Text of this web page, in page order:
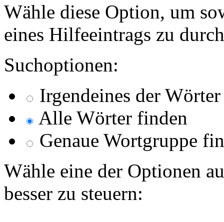
Wähle diese Option, um
eines Hilfeeintrags zu
Suchoptionen:
Irgendeines der
Alle Wörter finden
Genaue Wortgruppe
Wähle eine der Optionen
besser zu steuern: